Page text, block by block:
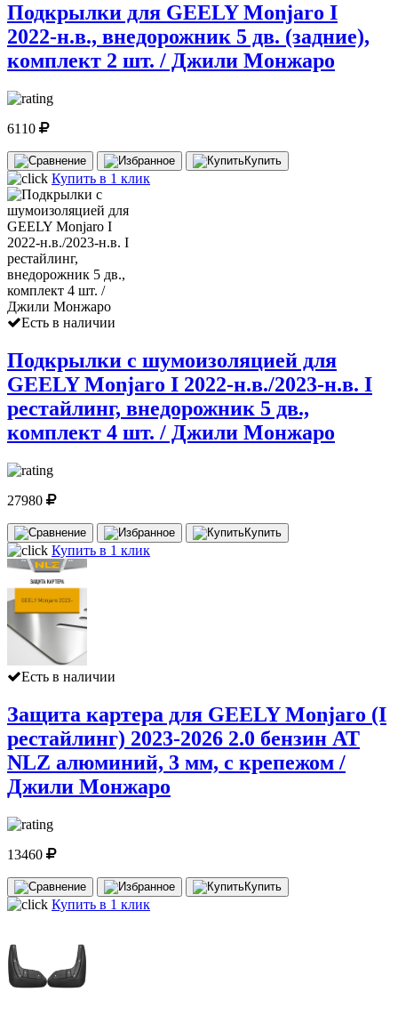
Подкрылки для GEELY Monjaro I
2022-н.в., внедорожник 5 дв. (задние),
комплект 2 шт. / Джили Монжаро
6110
Купить
Купить в 1 клик
Есть в наличии
Подкрылки с шумоизоляцией для
GEELY Monjaro I 2022-н.в./2023-н.в. I
рестайлинг, внедорожник 5 дв.,
комплект 4 шт. / Джили Монжаро
27980
Купить
Купить в 1 клик
Есть в наличии
Защита картера для GEELY Monjaro (I
рестайлинг) 2023-2026 2.0 бензин AT
NLZ алюминий, 3 мм, с крепежом /
Джили Монжаро
13460
Купить
Купить в 1 клик